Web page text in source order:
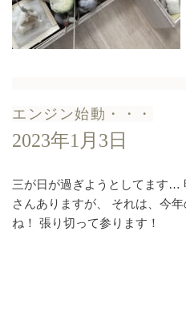
エンジン始動・・・
2023年1月3日
三が日が過ぎようとしてます…
さんありますが、 それは、今
ね！ 張り切って参ります！